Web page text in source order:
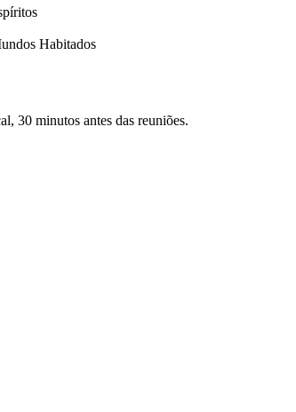
Habitados
30 minutos antes das reuniões.